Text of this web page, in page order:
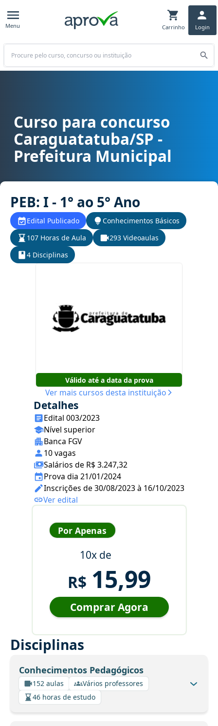
Menu Carrinho Login
Buscar
Curso para concurso Caraguatatuba/SP - Prefeitura Municipal
Curso para concurso
Caraguatatuba/SP -
Prefeitura Municipal
PEB: I - 1° ao 5° Ano
Edital Publicado
Conhecimentos Básicos
107 Horas de Aula
293 Videoaulas
4 Disciplinas
Válido até a data da prova
Ver mais cursos desta instituição
Detalhes
Edital 003/2023
Nível superior
Banca FGV
10 vagas
Salários de R$ 3.247,32
Prova dia 21/01/2024
Inscrições de 30/08/2023 à 16/10/2023
Ver edital
Por Apenas
10x de
R$ 15,99
Comprar Agora
Disciplinas
Conhecimentos Pedagógicos
152 aulas
Vários professores
46 horas de estudo